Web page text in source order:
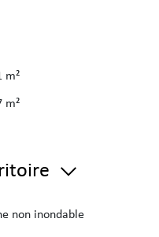
m²
m²
non inondable